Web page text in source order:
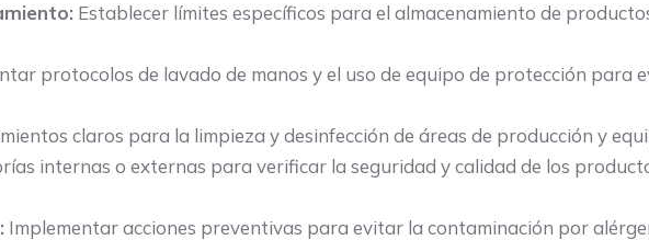
Establecer límites específicos para el almacenamiento de
protocolos de lavado de manos y el uso de equipo de protección para
claros para la limpieza y desinfección de áreas de producción y
internas o externas para verificar la seguridad y calidad de los
Implementar acciones preventivas para evitar la contaminación por